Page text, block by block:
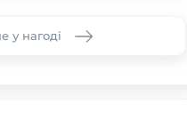
у нагоді